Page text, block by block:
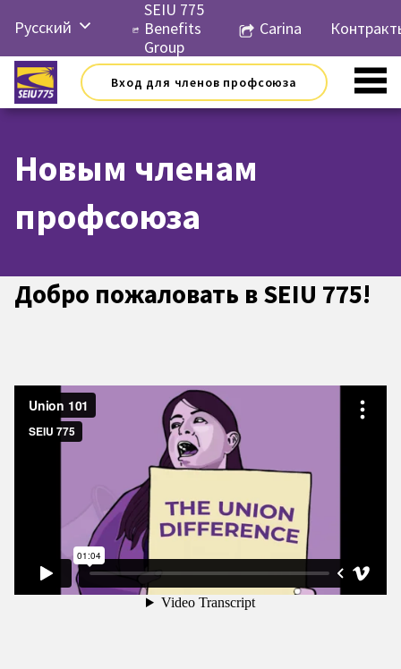
Русский
English
Español
한국어
Tiếng
Việt
SEIU 775
Benefits
Group
Carina
Вход для членов профсоюза
Новым членам
профсоюза
Добро пожаловать в SEIU 775!